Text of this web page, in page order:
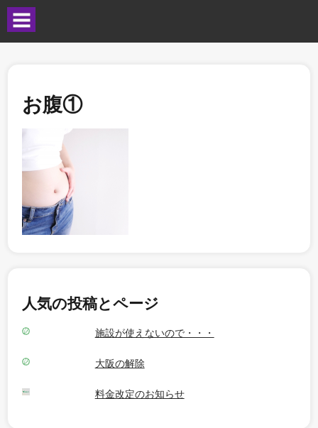
お腹①
人気の投稿とページ
施設が使えないので・・・
大阪の解除
料金改定のお知らせ